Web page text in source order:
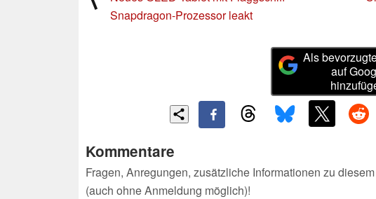
Snapdragon-Prozessor leakt
Als
auf
Kommentare
Fragen, Anregungen, zusätzliche Informationen zu
(auch ohne Anmeldung möglich)!